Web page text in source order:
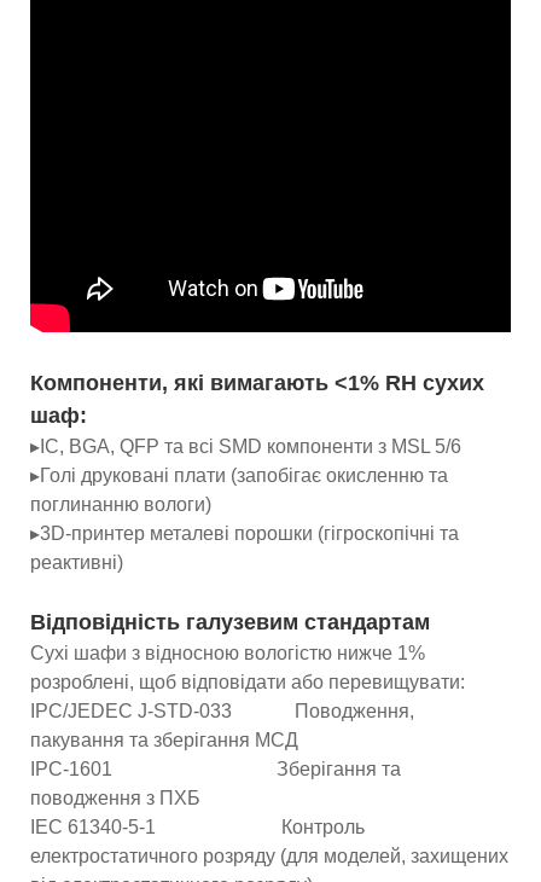
Компоненти, які вимагають <1% RH сухих
шаф:
▸ІС, BGA, QFP та всі SMD компоненти з MSL 5/6
▸Голі друковані плати (запобігає окисленню та
поглинанню вологи)
▸3D-принтер металеві порошки (гігроскопічні та
реактивні)
Відповідність галузевим стандартам
Сухі шафи з відносною вологістю нижче 1%
розроблені, щоб відповідати або перевищувати:
IPC/JEDEC J-STD-033 Поводження,
пакування та зберігання МСД
IPC-1601 Зберігання та
поводження з ПХБ
IEC 61340-5-1 Контроль
електростатичного розряду (для моделей, захищених